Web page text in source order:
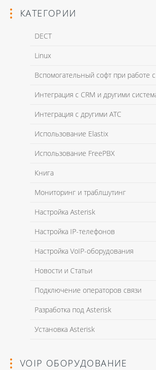
Я даю согласие на обработку моих
в соответствии с Политикой в отношении
Я даю согласие на обработку моих
в соответствии с Политикой в отношении
КАТЕГОРИИ
DECT
Linux
Вспомогательный софт при работе
Интеграция с CRM и другими
Интеграция с другими АТС
Использование Elastix
Использование FreePBX
Книга
Мониторинг и траблшутинг
Настройка Asterisk
Настройка IP-телефонов
Настройка VoIP-оборудования
Новости и Статьи
Подключение операторов связи
Разработка под Asterisk
Установка Asterisk
VOIP ОБОРУДОВАНИЕ